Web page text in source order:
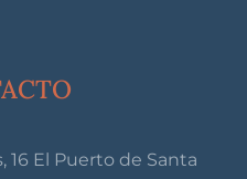
16 El Puerto de Santa